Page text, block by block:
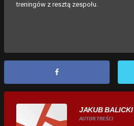
treningów z resztą zespołu.
JAKUB BALICKI
AUTOR TREŚCI